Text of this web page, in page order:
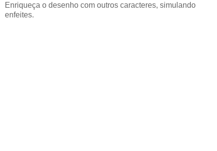
Enriqueça o desenho com outros caracteres, simulando
enfeites.